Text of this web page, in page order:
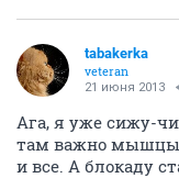
tabakerka
veteran
21 июня 2013
Ага, я уже сижу-
там важно мышцы
и все. А блокаду